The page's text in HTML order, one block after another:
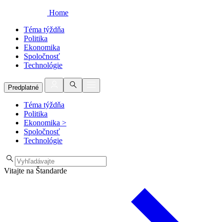
Home
Téma týždňa
Politika
Ekonomika
Spoločnosť
Technológie
Predplatné
Téma týždňa
Politika
Ekonomika >
Spoločnosť
Technológie
Vitajte na Štandarde